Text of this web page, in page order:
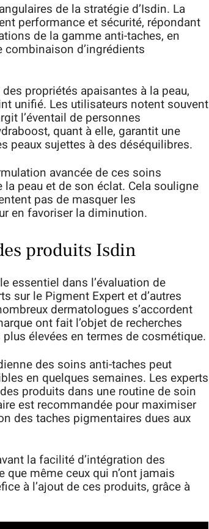
de la stratégie d’Isdin. La
performance et sécurité, répondant
de la gamme anti-taches, en
d’ingrédients
propriétés apaisantes à la peau,
unifié. Les utilisateurs notent souvent
l’éventail de personnes
quant à elle, garantit une
peaux sujettes à des déséquilibres.
avancée de ces soins
peau et de son éclat. Cela souligne
pas de masquer les
en favoriser la diminution.
produits Isdin
essentiel dans l’évaluation de
sur le Pigment Expert et d’autres
dermatologues s’accordent
ont fait l’objet de recherches
élevées en termes de cosmétique.
des soins anti-taches peut
en quelques semaines. Les experts
produits dans une routine de soin
est recommandée pour maximiser
des taches pigmentaires dues aux
la facilité d’intégration des
même ceux qui n’ont jamais
à l’ajout de ces produits, grâce à